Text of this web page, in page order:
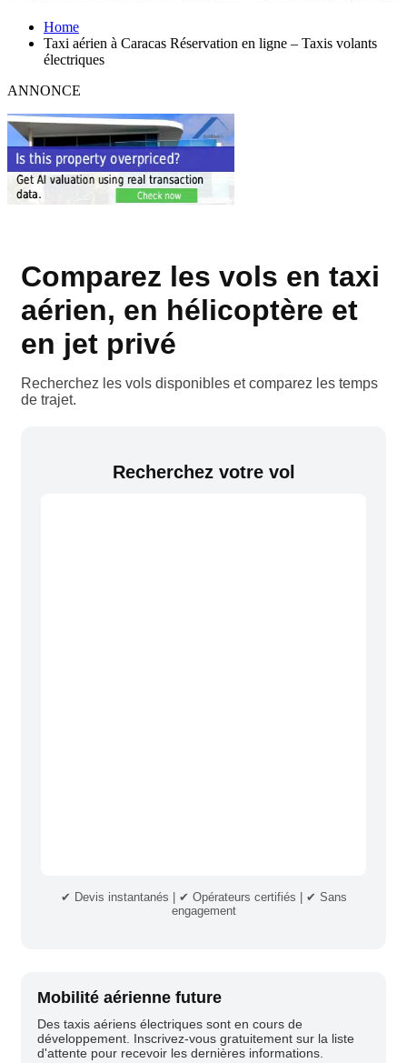
Home
Taxi aérien à Caracas Réservation en ligne – Taxis volants
électriques
ANNONCE
Comparez les vols en taxi
aérien, en hélicoptère et
en jet privé
Recherchez les vols disponibles et comparez les temps
de trajet.
Recherchez votre vol
✔ Devis instantanés | ✔ Opérateurs certifiés | ✔ Sans
engagement
Mobilité aérienne future
Des taxis aériens électriques sont en cours de
développement. Inscrivez-vous gratuitement sur la liste
d'attente pour recevoir les dernières informations.